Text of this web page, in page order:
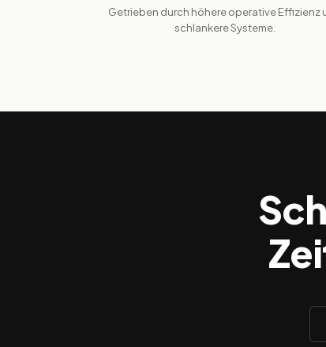
Getrieben durch höhere operative Effizienz
schlankere Systeme.